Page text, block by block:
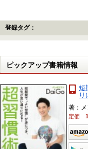
登録タグ：
ピックアップ書籍情報
短
り
著：
定価